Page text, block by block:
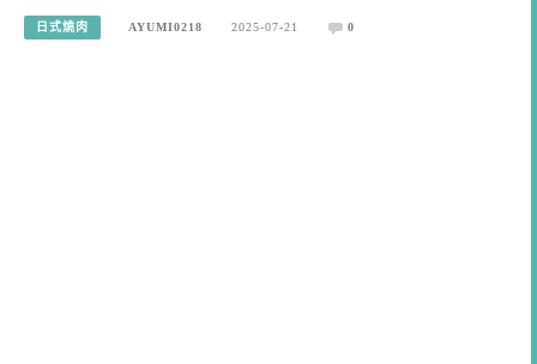
日式燒肉 AYUMI0218 2025-07-21 0